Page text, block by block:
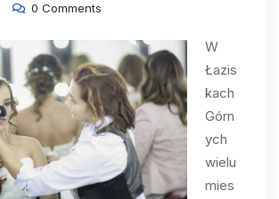
0 Comments
W
Łazis
kach
Górn
ych
wielu
mies